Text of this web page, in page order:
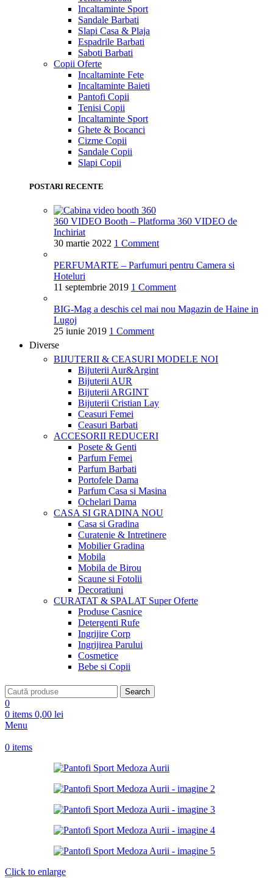
Incaltaminte Sport
Sandale Barbati
Slapi Casa & Plaja
Espadrile Barbati
Saboti Barbati
Copii Oferte
Incaltaminte Fete
Incaltaminte Baieti
Pantofi Copii
Tenisi Copii
Incaltaminte Sport
Ghete & Bocanci
Cizme Copii
Sandale Copii
Slapi Copii
POSTARI RECENTE
360 VIDEO Booth – Platforma 360 VIDEO de
Inchiriat
30 martie 2022 1 Comment
PERFUMARTE – Parfumuri pentru Camera si
Hoteluri
11 septembrie 2019 1 Comment
BIG-Mag a deschis cel mai nou Magazin de Haine in
Lugoj
25 iunie 2019 1 Comment
Diverse
BIJUTERII & CEASURI MODELE NOI
Bijuterii Aur&Argint
Bijuterii AUR
Bijuterii ARGINT
Bijuterii Cristian Lay
Ceasuri Femei
Ceasuri Barbati
ACCESORII REDUCERI
Posete & Genti
Parfum Femei
Parfum Barbati
Portofele Dama
Parfum Casa si Masina
Ochelari Dama
CASA SI GRADINANOU
Casa si Gradina
Curatenie & Intretinere
Mobilier Gradina
Mobila
Mobila de Birou
Scaune si Fotolii
Decoratiuni
CURATAT & SPALAT Super Oferte
Produse Casnice
Detergenti Rufe
Ingrijire Corp
Ingrijirea Parului
Cosmetice
Bebe si Copii
Search
0
0 items 0,00 lei
Menu
0 items
Click to enlarge